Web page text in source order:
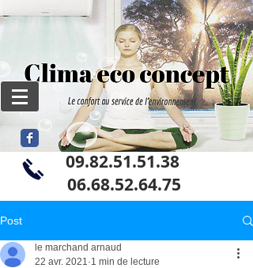
09.82.51.51.38
06.68.52.64.75
Post
le marchand arnaud
22 avr. 2021 1 min de lecture